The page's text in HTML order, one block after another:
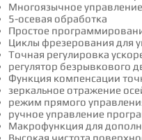
Многоязычное управление
5-осевая обработка
Простое
Циклы фрезерования для
Точная регулировка
регулятор безрывкового
Функция компенсации
зеркальное отражение
режим прямого
ручное управление
Макрофункция для
Высокая чистота